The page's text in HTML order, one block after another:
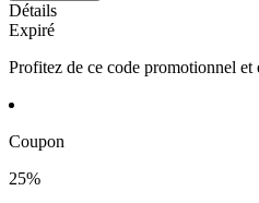
Détails
Expiré
Profitez de ce code promotionnel et
Coupon
25%